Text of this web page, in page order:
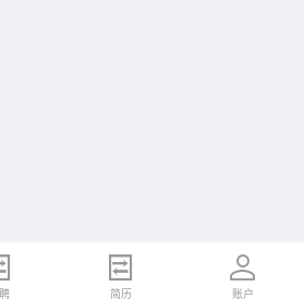
简历 账户